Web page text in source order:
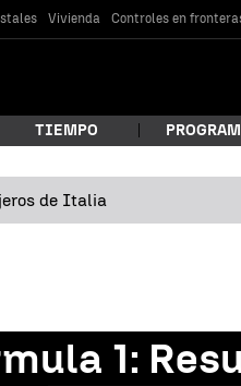
Vivienda Controles en
TIEMPO
de Italia
1: